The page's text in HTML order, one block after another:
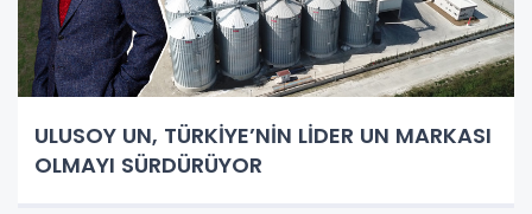
ULUSOY UN, TÜRKİYE’NİN LİDER UN MARKASI
OLMAYI SÜRDÜRÜYOR